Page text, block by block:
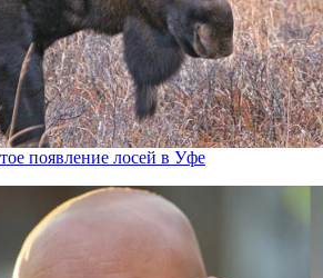
появление лосей в Уфе